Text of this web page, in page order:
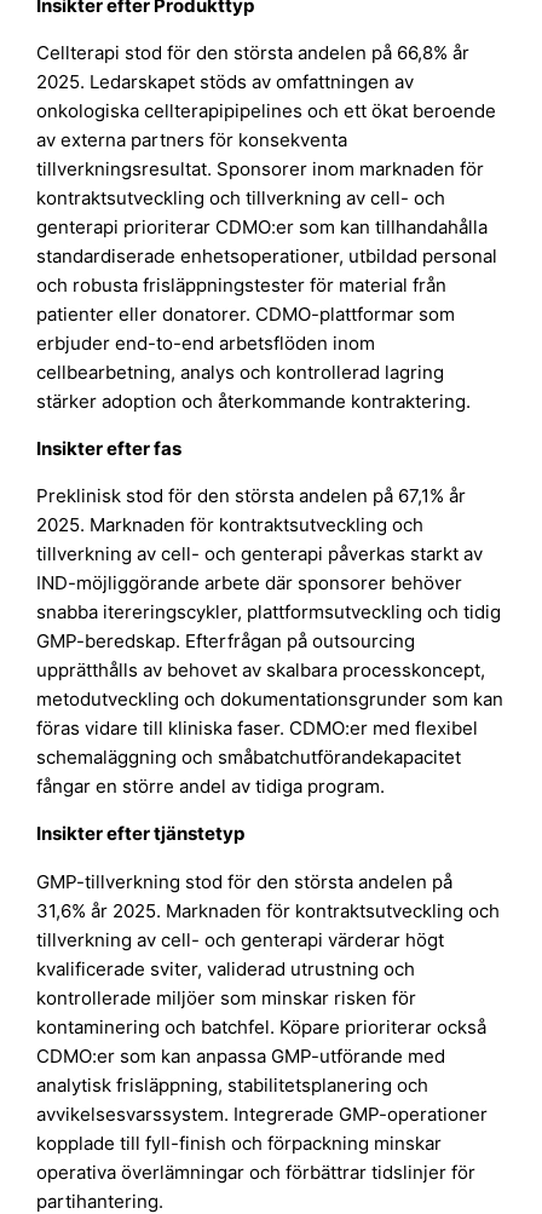
Insikter efter Produkttyp
Cellterapi stod för den största andelen på 66,8% år
2025. Ledarskapet stöds av omfattningen av
onkologiska cellterapipipelines och ett ökat beroende
av externa partners för konsekventa
tillverkningsresultat. Sponsorer inom marknaden för
kontraktsutveckling och tillverkning av cell- och
genterapi prioriterar CDMO:er som kan tillhandahålla
standardiserade enhetsoperationer, utbildad personal
och robusta frisläppningstester för material från
patienter eller donatorer. CDMO-plattformar som
erbjuder end-to-end arbetsflöden inom
cellbearbetning, analys och kontrollerad lagring
stärker adoption och återkommande kontraktering.
Insikter efter fas
Preklinisk stod för den största andelen på 67,1% år
2025. Marknaden för kontraktsutveckling och
tillverkning av cell- och genterapi påverkas starkt av
IND-möjliggörande arbete där sponsorer behöver
snabba itereringscykler, plattformsutveckling och tidig
GMP-beredskap. Efterfrågan på outsourcing
upprätthålls av behovet av skalbara processkoncept,
metodutveckling och dokumentationsgrunder som kan
föras vidare till kliniska faser. CDMO:er med flexibel
schemaläggning och småbatchutförandekapacitet
fångar en större andel av tidiga program.
Insikter efter tjänstetyp
GMP-tillverkning stod för den största andelen på
31,6% år 2025. Marknaden för kontraktsutveckling och
tillverkning av cell- och genterapi värderar högt
kvalificerade sviter, validerad utrustning och
kontrollerade miljöer som minskar risken för
kontaminering och batchfel. Köpare prioriterar också
CDMO:er som kan anpassa GMP-utförande med
analytisk frisläppning, stabilitetsplanering och
avvikelsesvarssystem. Integrerade GMP-operationer
kopplade till fyll-finish och förpackning minskar
operativa överlämningar och förbättrar tidslinjer för
partihantering.